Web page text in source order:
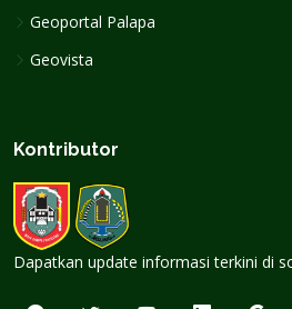
Geoportal Palapa
Geovista
Kontributor
Dapatkan update informasi terkini di